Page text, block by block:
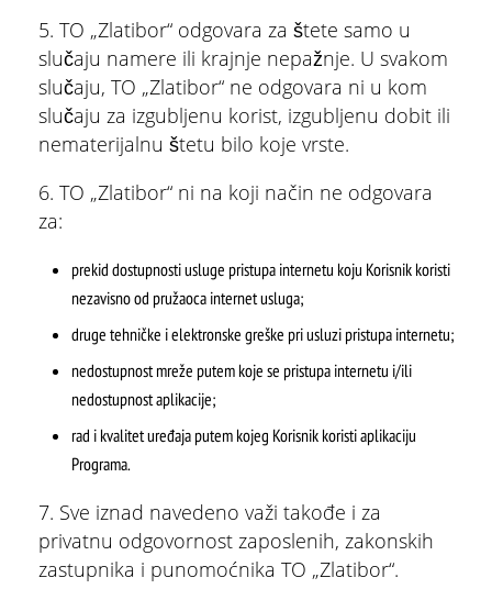
5. TO „Zlatibor“ odgovara za štete samo u
slučaju namere ili krajnje nepažnje. U svakom
slučaju, TO „Zlatibor“ ne odgovara ni u kom
slučaju za izgubljenu korist, izgubljenu dobit ili
nematerijalnu štetu bilo koje vrste.
6. TO „Zlatibor“ ni na koji način ne odgovara
za:
prekid dostupnosti usluge pristupa internetu koju Korisnik koristi
nezavisno od pružaoca internet usluga;
druge tehničke i elektronske greške pri usluzi pristupa internetu;
nedostupnost mreže putem koje se pristupa internetu i/ili
nedostupnost aplikacije;
rad i kvalitet uređaja putem kojeg Korisnik koristi aplikaciju
Programa.
7. Sve iznad navedeno važi takođe i za
privatnu odgovornost zaposlenih, zakonskih
zastupnika i punomoćnika TO „Zlatibor“.